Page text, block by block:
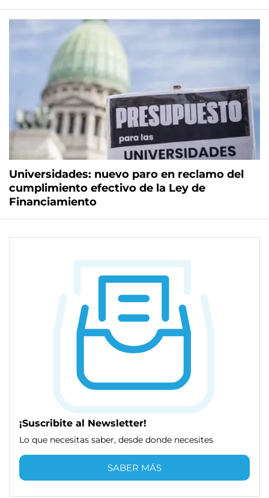
Universidades: nuevo paro en reclamo del
cumplimiento efectivo de la Ley de
Financiamiento
¡Suscribite al Newsletter!
Lo que necesitas saber, desde donde necesites
SABER MÁS